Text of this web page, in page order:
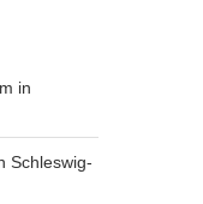
in
Schleswig-